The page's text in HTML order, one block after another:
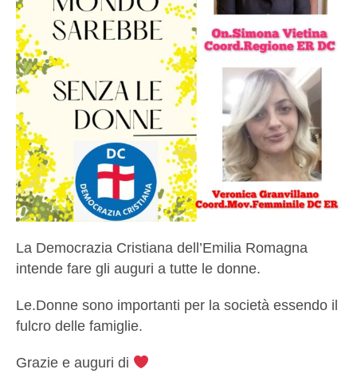
La Democrazia Cristiana dell’Emilia Romagna
intende fare gli auguri a tutte le donne.
Le.Donne sono importanti per la società essendo il
fulcro delle famiglie.
Grazie e auguri di